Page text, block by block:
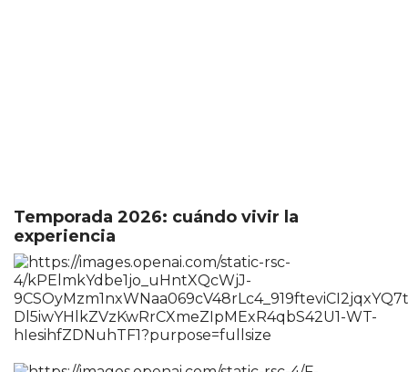
Temporada 2026: cuándo vivir la
experiencia